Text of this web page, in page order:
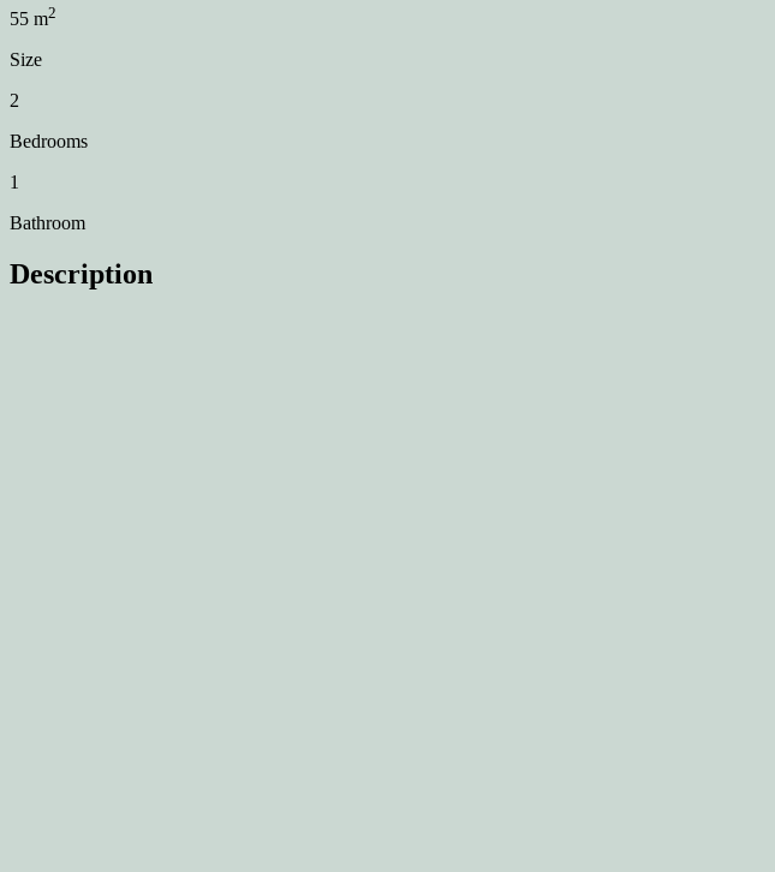
55 m2
Size
2
Bedrooms
1
Bathroom
Description